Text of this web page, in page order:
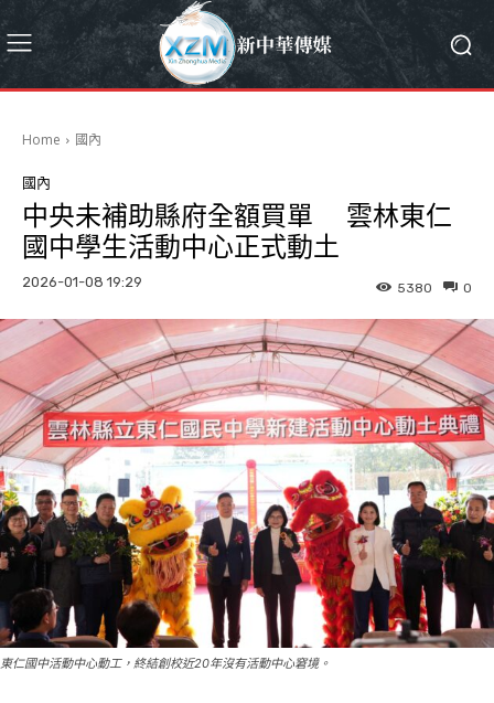
Home 國內
國內
中央未補助縣府全額買單 雲林東仁
國中學生活動中心正式動土
2026-01-08 19:29 0
5380
東仁國中活動中心動工，終結創校近20年沒有活動中心窘境。